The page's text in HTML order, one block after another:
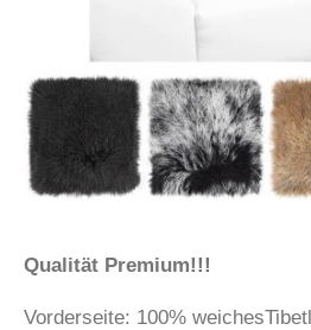
Qualität Premium!!!
Vorderseite: 100%